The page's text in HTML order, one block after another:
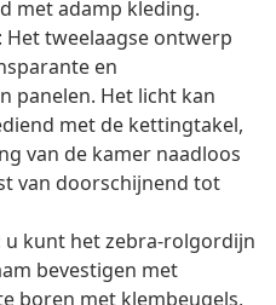
met adamp kleding.
Het tweelaagse ontwerp
en
panelen. Het licht kan
met de kettingtakel,
van de kamer naadloos
van doorschijnend tot
u kunt het zebra-rolgordijn
bevestigen met
boren met klembeugels,